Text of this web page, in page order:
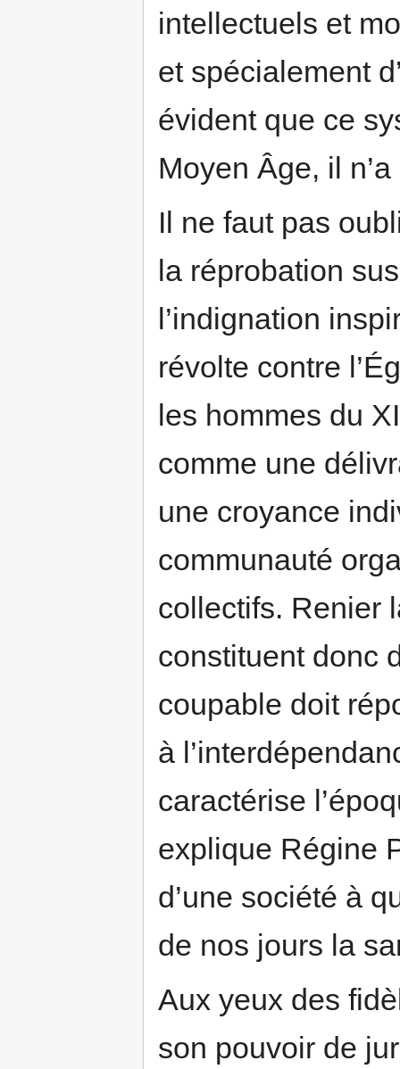
intellectuels et
et spécialement
évident que ce
Moyen Âge, il
Il ne faut pas
la réprobation
l’indignation
révolte contre
les hommes du
comme une
une croyance
communauté
collectifs. Renier
constituent donc
coupable doit
à
caractérise
explique Régine
d’une société à
de nos jours la
Aux yeux des
son pouvoir de